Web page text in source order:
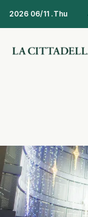
2026 06/11 .Thu